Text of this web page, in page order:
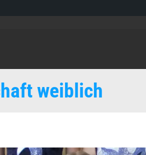
weiblich